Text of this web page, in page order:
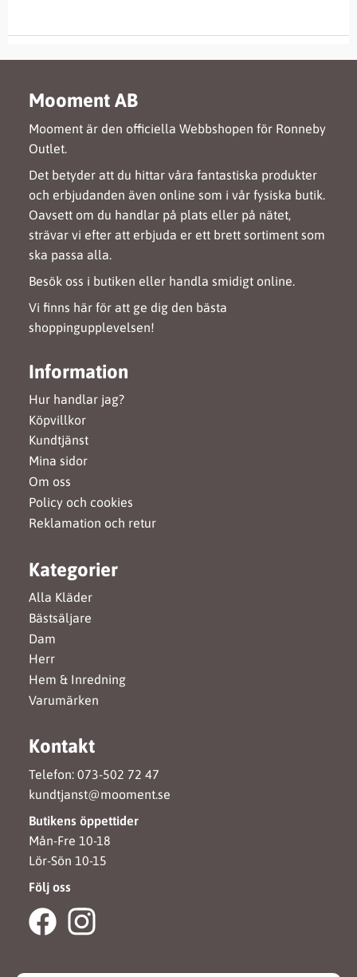
Mooment AB
Mooment är den officiella Webbshopen för Ronneby
Outlet.
Det betyder att du hittar våra fantastiska produkter
och erbjudanden även online som i vår fysiska butik.
Oavsett om du handlar på plats eller på nätet,
strävar vi efter att erbjuda er ett brett sortiment som
ska passa alla.
Besök oss i butiken eller handla smidigt online.
Vi finns här för att ge dig den bästa
shoppingupplevelsen!
Information
Hur handlar jag?
Köpvillkor
Kundtjänst
Mina sidor
Om oss
Policy och cookies
Reklamation och retur
Kategorier
Alla Kläder
Bästsäljare
Dam
Herr
Hem & Inredning
Varumärken
Kontakt
Telefon: 073-502 72 47
kundtjanst@mooment.se
Butikens öppettider
Mån-Fre 10-18
Lör-Sön 10-15
Följ oss